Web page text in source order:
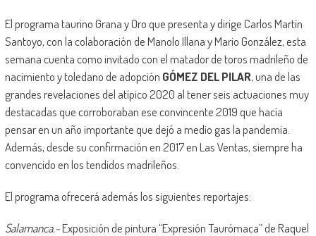
El programa taurino Grana y Oro que presenta y dirige Carlos Martín
Santoyo, con la colaboración de Manolo Illana y Mario González, esta
semana cuenta como invitado con el matador de toros madrileño de
nacimiento y toledano de adopción GÓMEZ DEL PILAR, una de las
grandes revelaciones del atípico 2020 al tener seis actuaciones muy
destacadas que corroboraban ese convincente 2019 que hacía
pensar en un año importante que dejó a medio gas la pandemia.
Además, desde su confirmación en 2017 en Las Ventas, siempre ha
convencido en los tendidos madrileños.
El programa ofrecerá además los siguientes reportajes:
Salamanca.-Exposición de pintura “Expresión Taurómaca” de Raquel